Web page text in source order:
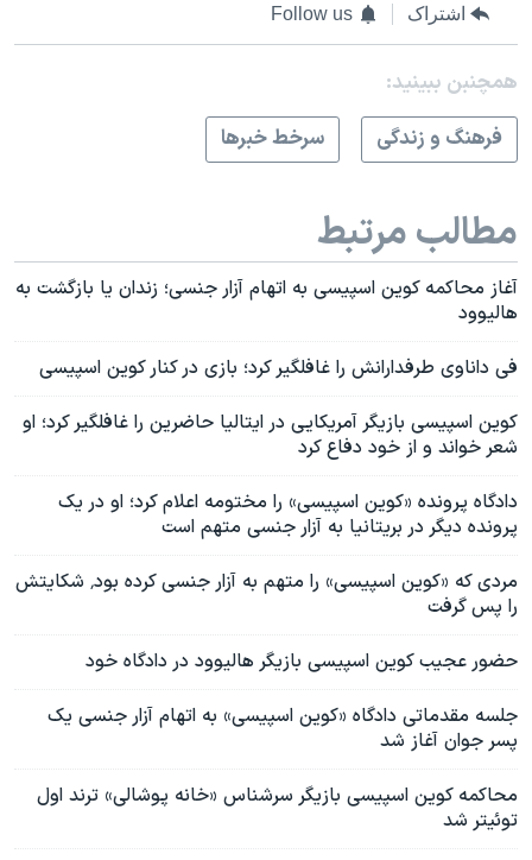
اشتراک Follow us
همچنبن ببینید:
فرهنگ و زندگی
سرخط خبرها
مطالب مرتبط
آغاز محاکمه کوین اسپیسی به اتهام آزار جنسی؛ زندان یا بازگشت به
هالیوود
فی داناوی طرفدارانش را غافلگیر کرد؛ بازی در کنار کوین اسپیسی
کوین اسپیسی بازیگر آمریکایی در ایتالیا حاضرین را غافلگیر کرد؛ او
شعر خواند و از خود دفاع کرد
دادگاه پرونده «کوین اسپیسی» را مختومه اعلام کرد؛ او در یک
پرونده دیگر در بریتانیا به آزار جنسی متهم است
مردی که «کوین اسپیسی» را متهم به آزار جنسی کرده بود٬ شکایتش
را پس گرفت
حضور عجیب کوین اسپیسی بازیگر هالیوود در دادگاه خود
جلسه مقدماتی دادگاه «کوین اسپیسی» به اتهام آزار جنسی یک
پسر جوان آغاز شد
محاکمه کوین اسپیسی بازیگر سرشناس «خانه پوشالی» ترند اول
توئیتر شد